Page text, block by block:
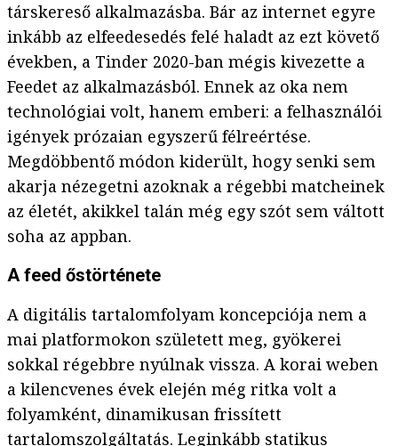
társkereső alkalmazásba. Bár az internet egyre
inkább az elfeedesedés felé haladt az ezt követő
években, a Tinder 2020-ban mégis kivezette a
Feedet az alkalmazásból. Ennek az oka nem
technológiai volt, hanem emberi: a felhasználói
igények prózaian egyszerű félreértése.
Megdöbbentő módon kiderült, hogy senki sem
akarja nézegetni azoknak a régebbi matcheinek
az életét, akikkel talán még egy szót sem váltott
soha az appban.
A feed őstörténete
A digitális tartalomfolyam koncepciója nem a
mai platformokon született meg, gyökerei
sokkal régebbre nyúlnak vissza. A korai weben
a kilencvenes évek elején még ritka volt a
folyamként, dinamikusan frissített
tartalomszolgáltatás. Leginkább statikus